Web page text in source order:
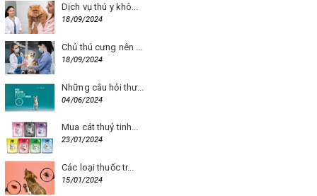
Dịch vụ thú y khô...
18/09/2024
Chủ thú cưng nên ...
18/09/2024
Những câu hỏi thư...
04/06/2024
Mua cát thuỷ tinh...
23/01/2024
Các loại thuốc tr...
15/01/2024